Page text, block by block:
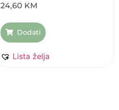
24,60 KM
Dodati
Lista želja